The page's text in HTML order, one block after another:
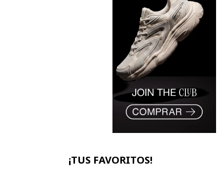
¡TUS FAVORITOS!